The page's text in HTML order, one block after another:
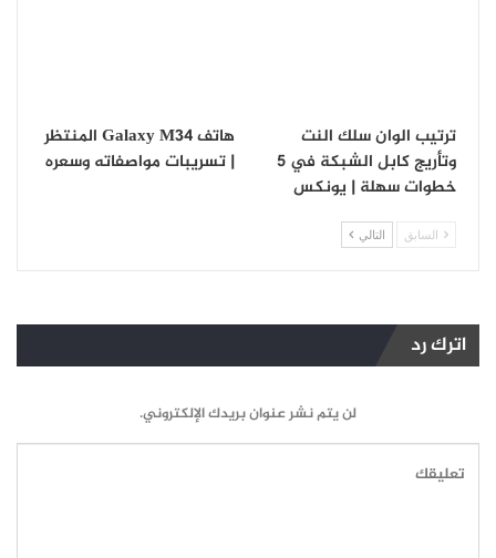
ترتيب الوان سلك النت
وتأريج كابل الشبكة في 5
خطوات سهلة | يونكس
هاتف Galaxy M34 المنتظر
| تسريبات مواصفاته وسعره
السابق التالي
اترك رد
لن يتم نشر عنوان بريدك الإلكتروني.